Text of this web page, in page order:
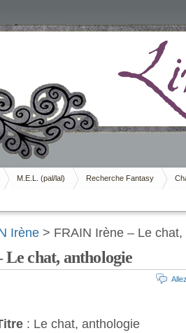
M.E.L. (pal/lal) Recherche Fantasy
Irène > FRAIN Irène – Le
chat, anthologie
: Le chat, anthologie